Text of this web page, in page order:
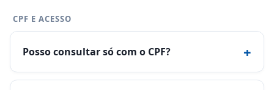
CPF E ACESSO
Posso consultar só com o CPF? +